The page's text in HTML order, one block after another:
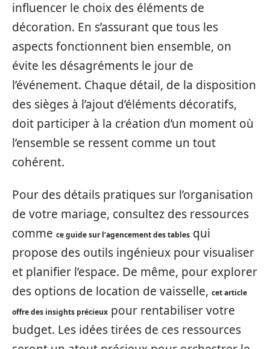
influencer le choix des éléments de
décoration. En s’assurant que tous les
aspects fonctionnent bien ensemble, on
évite les désagréments le jour de
l’événement. Chaque détail, de la disposition
des sièges à l’ajout d’éléments décoratifs,
doit participer à la création d’un moment où
l’ensemble se ressent comme un tout
cohérent.
Pour des détails pratiques sur l’organisation
de votre mariage, consultez des ressources
comme ce guide sur l’agencement des tables qui
propose des outils ingénieux pour visualiser
et planifier l’espace. De même, pour explorer
des options de location de vaisselle, cet article
offre des insights précieux pour rentabiliser votre
budget. Les idées tirées de ces ressources